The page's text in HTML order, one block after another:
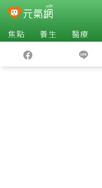
焦點 養生 醫療